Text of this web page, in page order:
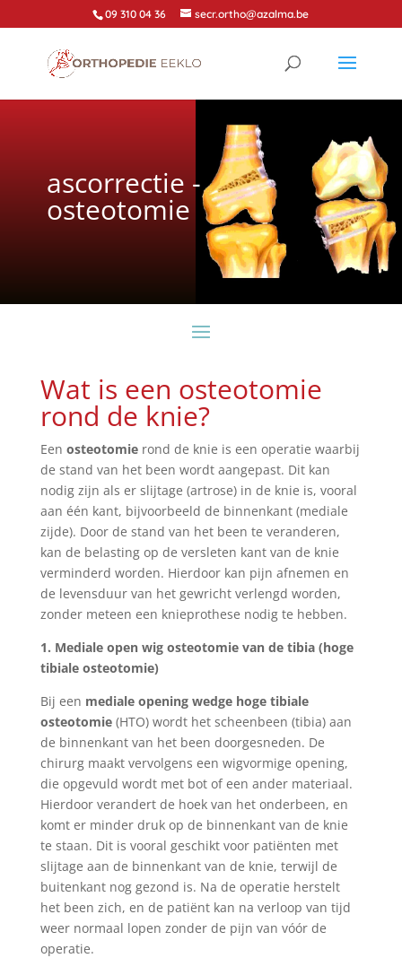
09 310 04 36 secr.ortho@azalma.be
ascorrectie -
osteotomie
Wat is een osteotomie
rond de knie?
Een osteotomierond de knie is een operatie waarbij
de stand van het been wordt aangepast. Dit kan
nodig zijn als er slijtage (artrose) in de knie is, vooral
aan één kant, bijvoorbeeld de binnenkant (mediale
zijde). Door de stand van het been te veranderen,
kan de belasting op de versleten kant van de knie
verminderd worden. Hierdoor kan pijn afnemen en
de levensduur van het gewricht verlengd worden,
zonder meteen een knieprothese nodig te hebben.
1. Mediale open wig osteotomie van de tibia (hoge
tibiale osteotomie)
Bij een mediale opening wedge hoge tibiale
osteotomie(HTO) wordt het scheenbeen (tibia) aan
de binnenkant van het been doorgesneden. De
chirurg maakt vervolgens een wigvormige opening,
die opgevuld wordt met bot of een ander materiaal.
Hierdoor verandert de hoek van het onderbeen, en
komt er minder druk op de binnenkant van de knie
te staan. Dit is vooral geschikt voor patiënten met
slijtage aan de binnenkant van de knie, terwijl de
buitenkant nog gezond is. Na de operatie herstelt
het been zich, en de patiënt kan na verloop van tijd
weer normaal lopen zonder de pijn van vóór de
operatie.